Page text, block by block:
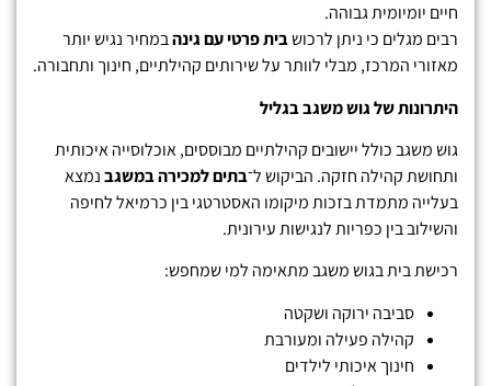
חיים יומיומית גבוהה.
רבים מגלים כי ניתן לרכושבית פרטי עם גינהבמחיר נגיש יותר
מאזורי המרכז, מבלי לוותר על שירותים קהילתיים, חינוך ותחבורה.
היתרונות של גוש משגב בגליל
גוש משגב כולל יישובים קהילתיים מבוססים, אוכלוסייה איכותית
ותחושת קהילה חזקה. הביקוש ל־בתים למכירה במשגבנמצא
בעלייה מתמדת בזכות מיקומו האסטרטגי בין כרמיאל לחיפה
והשילוב בין כפריות לנגישות עירונית.
רכישת בית בגוש משגב מתאימה למי שמחפש:
סביבה ירוקה ושקטה
קהילה פעילה ומעורבת
חינוך איכותי לילדים